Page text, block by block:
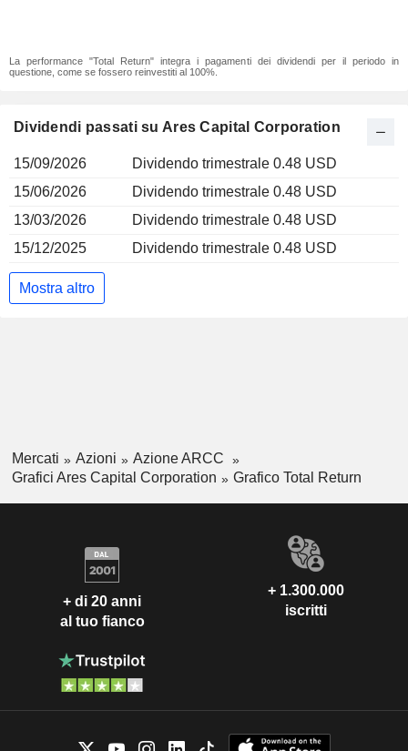
La performance "Total Return" integra i pagamenti dei dividendi per il periodo in
questione, come se fossero reinvestiti al 100%.
Dividendi passati su Ares Capital Corporation
15/09/2026
Dividendo trimestrale 0.48 USD
15/06/2026
Dividendo trimestrale 0.48 USD
13/03/2026
Dividendo trimestrale 0.48 USD
15/12/2025
Dividendo trimestrale 0.48 USD
Mostra altro
Mercati Azioni
Azione ARCC
Grafici Ares Capital Corporation
Grafico Total Return
+ di 20 anni
al tuo fianco
+ 1.300.000
iscritti